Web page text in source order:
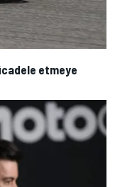
etmeye